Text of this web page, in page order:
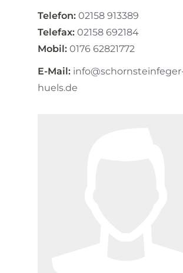
Telefon: 02158 913389
Telefax: 02158 692184
Mobil: 0176 62821772
E-Mail:
huels.de